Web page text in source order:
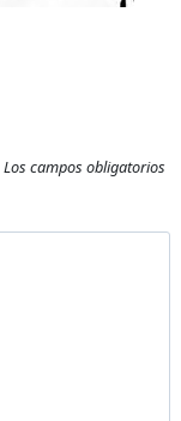
Los campos obligatorios